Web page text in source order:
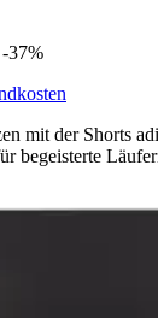
-37%
mit der Shorts
begeisterte